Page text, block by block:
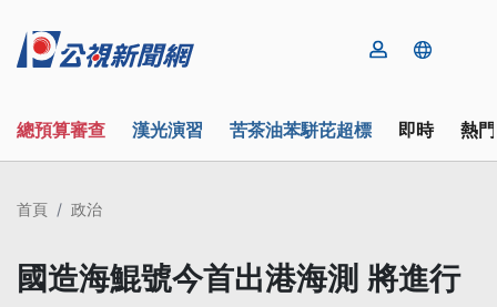
總預算審查 漢光演習 苦茶油苯駢芘超標 即時 熱
首頁 政治
國造海鯤號今首出港海測 將進行